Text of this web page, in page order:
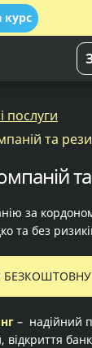
курс
послуги
та
за
та без
– надійний
відкриття